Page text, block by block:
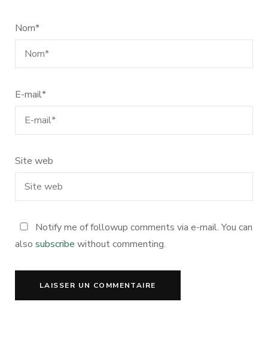
Nom*
E-mail*
Site web
Notify me of followup comments via e-mail. You can
also subscribe without commenting.